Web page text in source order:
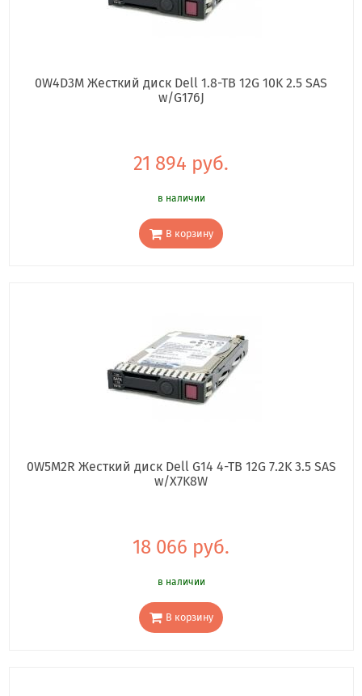
0W4D3M Жесткий диск Dell 1.8-TB 12G 10K 2.5 SAS
w/G176J
21 894 руб.
в наличии
В корзину
0W5M2R Жесткий диск Dell G14 4-TB 12G 7.2K 3.5 SAS
w/X7K8W
18 066 руб.
в наличии
В корзину